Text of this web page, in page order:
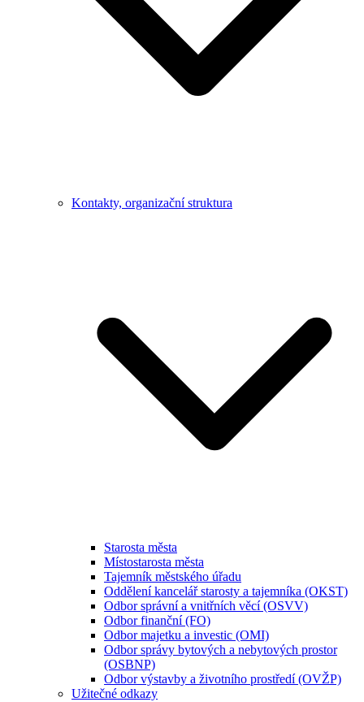
Kontakty, organizační struktura
Starosta města
Místostarosta města
Tajemník městského úřadu
Oddělení kancelář starosty a tajemníka (OKST)
Odbor správní a vnitřních věcí (OSVV)
Odbor finanční (FO)
Odbor majetku a investic (OMI)
Odbor správy bytových a nebytových prostor
(OSBNP)
Odbor výstavby a životního prostředí (OVŽP)
Užitečné odkazy